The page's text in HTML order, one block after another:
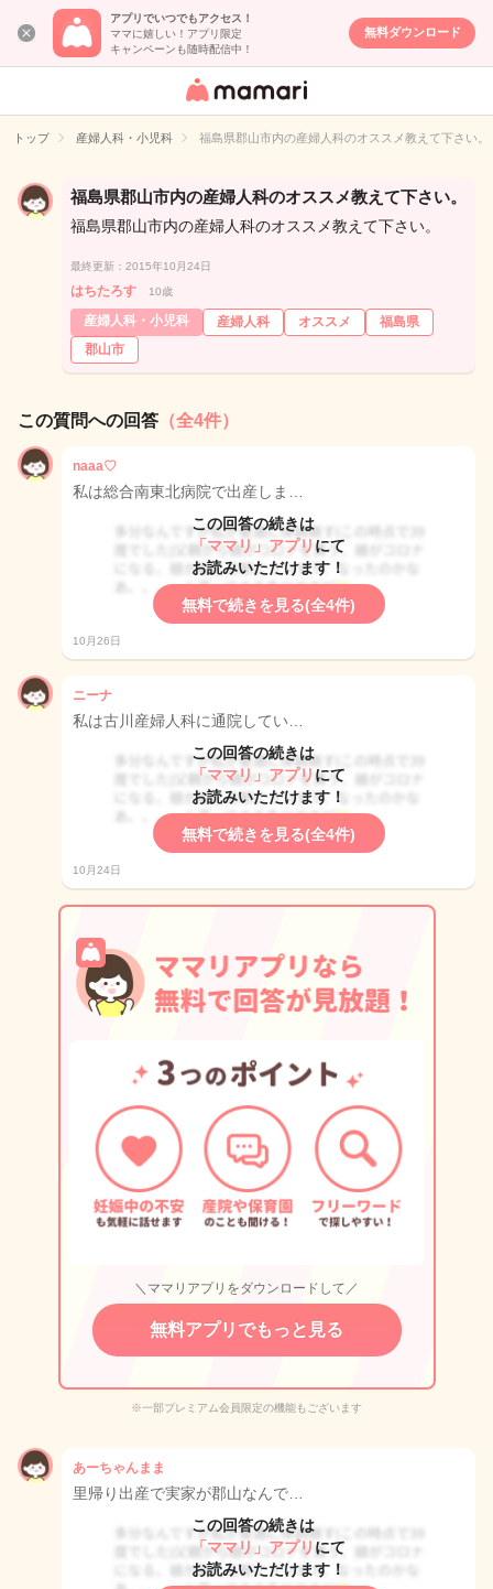
アプリでいつでもアクセス！
ママに嬉しい！アプリ限定
キャンペーンも随時配信中！
無料ダウンロード
女性専用匿名QA
イト
トップ 産婦人科・小児科 福島県郡山市内の産婦人科のオススメ教えて下さい。
福島県郡山市内の産婦人科のオススメ教えて下さい。
福島県郡山市内の産婦人科のオススメ教えて下さい。
最終更新：2015年10月24日
はちたろす 10歳
産婦人科・小児科 産婦人科 オススメ
福島県
郡山市
この質問への回答 （全4件）
naaa♡
私は総合南東北病院で出産しま…
この回答の続きは
「ママリ」アプリ にて
お読みいただけます！
無料で続きを見る(全4件)
10月26日
ニーナ
私は古川産婦人科に通院してい…
この回答の続きは
「ママリ」アプリ にて
お読みいただけます！
無料で続きを見る(全4件)
10月24日
＼ママリアプリをダウンロードして／
無料アプリでもっと見る
※一部プレミアム会員限定の機能もございます
あーちゃんまま
里帰り出産で実家が郡山なんで…
この回答の続きは
「ママリ」アプリ にて
お読みいただけます！